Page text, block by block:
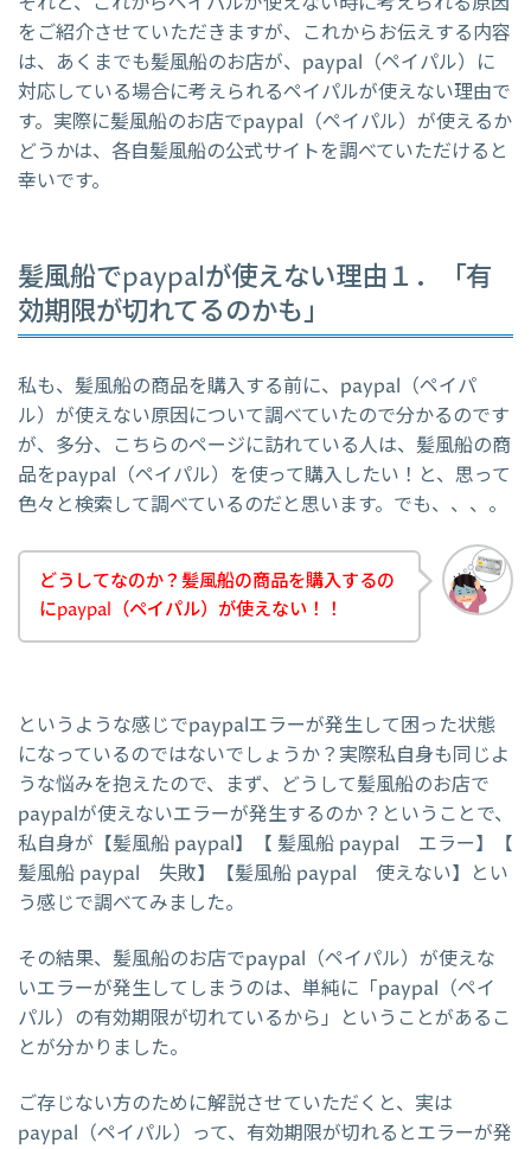
をご紹介させていただきますが、これからお伝えする内容
は、あくまでも髪風船のお店が、paypal（ペイパル）に
対応している場合に考えられるペイパルが使えない理由で
す。実際に髪風船のお店でpaypal（ペイパル）が使えるか
どうかは、各自髪風船の公式サイトを調べていただけると
幸いです。
髪風船でpaypalが使えない理由１．「有
効期限が切れてるのかも」
私も、髪風船の商品を購入する前に、paypal（ペイパ
ル）が使えない原因について調べていたので分かるのです
が、多分、こちらのページに訪れている人は、髪風船の商
品をpaypal（ペイパル）を使って購入したい！と、思って
色々と検索して調べているのだと思います。でも、、、。
どうしてなのか？髪風船の商品を購入するの
にpaypal（ペイパル）が使えない！！
というような感じでpaypalエラーが発生して困った状態
になっているのではないでしょうか？実際私自身も同じよ
うな悩みを抱えたので、まず、どうして髪風船のお店で
paypalが使えないエラーが発生するのか？ということで、
私自身が【髪風船 paypal】【 髪風船 paypal エラー】【
髪風船 paypal 失敗】【髪風船 paypal 使えない】とい
う感じで調べてみました。
その結果、髪風船のお店でpaypal（ペイパル）が使えな
いエラーが発生してしまうのは、単純に「paypal（ペイ
パル）の有効期限が切れているから」ということがあるこ
とが分かりました。
ご存じない方のために解説させていただくと、実は
paypal（ペイパル）って、有効期限が切れるとエラーが発